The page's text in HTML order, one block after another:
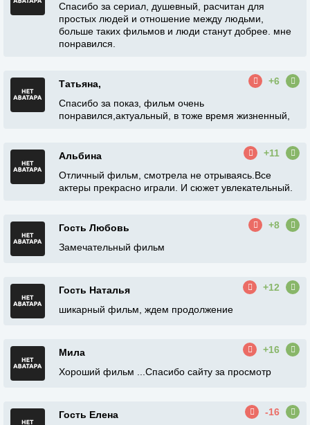
Спасибо за сериал, душевный, расчитан для
простых людей и отношение между людьми,
больше таких фильмов и люди станут добрее. мне
понравился.
Татьяна,
+6
Спасибо за показ, фильм очень
понравился,актуальный, в тоже время жизненный,
Альбина
+11
Отличный фильм, смотрела не отрываясь.Все
актеры прекрасно играли. И сюжет увлекательный.
Гость Любовь
+8
Замечательный фильм
Гость Наталья
+12
шикарный фильм, ждем продолжение
Мила
+16
Хороший фильм ...Спасибо сайту за просмотр
Гость Елена
-16